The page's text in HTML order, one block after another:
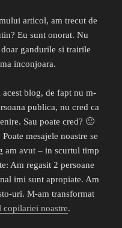
articol, am trecut de
Eu sunt onorat. Nu
gandurile si trairile
inconjoara.
acest blog, de fapt nu m-
publica, nu cred ca
Sau poate cred? 🙂
mesajele noastre se
am avut – in scurtul timp
Am regasit 2 persoane
imi sunt apropiate. Am
uri. M-am transformat
copilariei noastre.